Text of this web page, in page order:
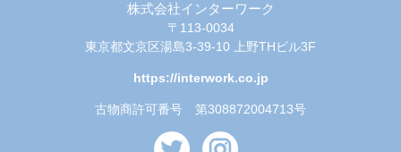
株式会社インターワーク
〒113-0034
東京都文京区湯島3-39-10 上野THビル3F
https://interwork.co.jp
古物商許可番号 第308872004713号